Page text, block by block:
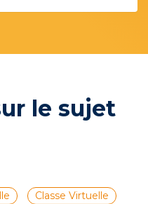
le sujet
Classe Virtuelle